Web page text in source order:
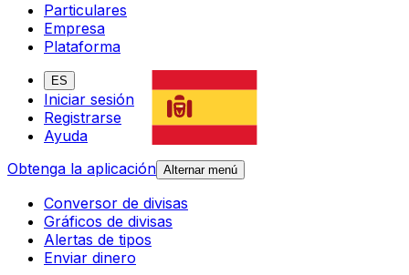
Particulares
Empresa
Plataforma
ES
Iniciar sesión
Registrarse
Ayuda
Obtenga la aplicación Alternar menú
Conversor de divisas
Gráficos de divisas
Alertas de tipos
Enviar dinero